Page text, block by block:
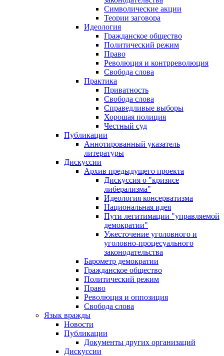
Символические акции
Теории заговора
Идеология
Гражданское общество
Политический режим
Право
Революция и контрреволюция
Свобода слова
Практика
Приватность
Свобода слова
Справедливые выборы
Хорошая полиция
Честный суд
Публикации
Аннотированный указатель
литературы
Дискуссии
Архив предыдущего проекта
Дискуссия о "кризисе
либерализма"
Идеология консерватизма
Национальная идея
Пути легитимации "управляемой
демократии"
Ужесточение уголовного и
уголовно-процесуального
законодательства
Барометр демократии
Гражданское общество
Политический режим
Право
Революция и оппозиция
Свобода слова
Язык вражды
Новости
Публикации
Документы других организаций
Дискуссии